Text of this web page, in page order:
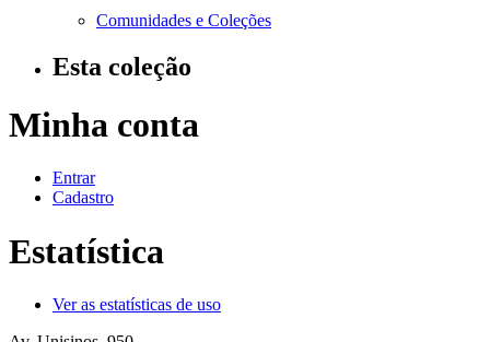
Comunidades e Coleções
Esta coleção
Minha conta
Entrar
Cadastro
Estatística
Ver as estatísticas de uso